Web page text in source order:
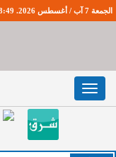
الجمعة 7 آب / أغسطس 2026. 2:18:50 مساءً
Toggle
navigation